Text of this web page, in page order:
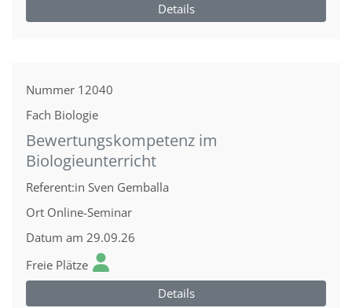
Details
Nummer 12040
Fach Biologie
Bewertungskompetenz im
Biologieunterricht
Referent:in Sven Gemballa
Ort Online-Seminar
Datum am 29.09.26
Freie Plätze
Details